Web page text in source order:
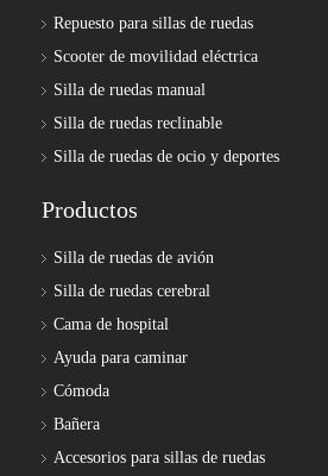
Repuesto para sillas de ruedas
Scooter de movilidad eléctrica
Silla de ruedas manual
Silla de ruedas reclinable
Silla de ruedas de ocio y deportes
Productos
Silla de ruedas de avión
Silla de ruedas cerebral
Cama de hospital
Ayuda para caminar
Cómoda
Bañera
Accesorios para sillas de ruedas